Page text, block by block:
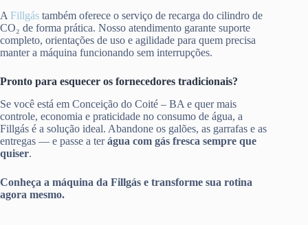
A Fillgás também oferece o serviço de recarga do cilindro de
CO₂ de forma prática. Nosso atendimento garante suporte
completo, orientações de uso e agilidade para quem precisa
manter a máquina funcionando sem interrupções.
Pronto para esquecer os fornecedores tradicionais?
Se você está em Conceição do Coité – BA e quer mais
controle, economia e praticidade no consumo de água, a
Fillgás é a solução ideal. Abandone os galões, as garrafas e as
entregas — e passe a terágua com gás fresca sempre que
quiser.
Conheça a máquina da Fillgás e transforme sua rotina
agora mesmo.